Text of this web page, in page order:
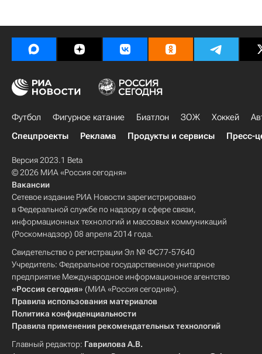
Футбол Фигурное катание Биатлон ЗОЖ Хоккей
Спецпроекты
Реклама Продукты и сервисы Пресс-
Версия 2023.1 Beta
© 2026 МИА «Россия сегодня»
Вакансии
Сетевое издание РИА Новости зарегистрировано
в Федеральной службе по надзору в сфере связи,
информационных технологий и массовых коммуникаций
(Роскомнадзор) 08 апреля 2014 года.
Свидетельство о регистрации Эл № ФС77-57640
Учредитель: Федеральное государственное унитарное
предприятие Международное информационное агентство
«Россия сегодня» (МИА «Россия сегодня»).
Правила использования материалов
Политика конфиденциальности
Правила применения рекомендательных технологий
Главный редактор: Гаврилова А.В.